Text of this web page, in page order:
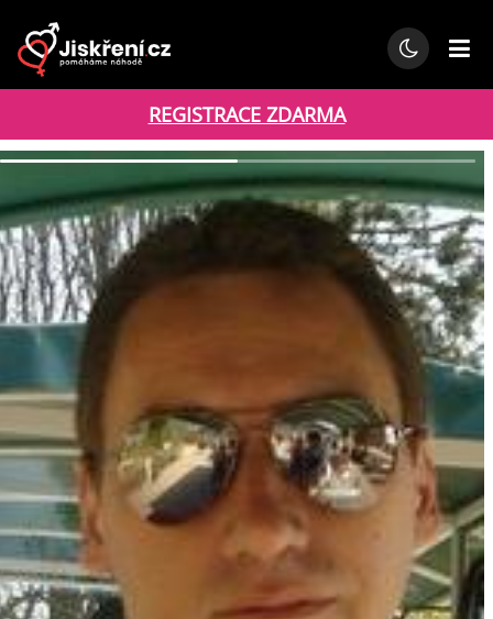
REGISTRACE ZDARMA